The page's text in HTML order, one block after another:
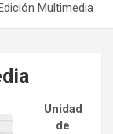
Multimedia
Unidad
de